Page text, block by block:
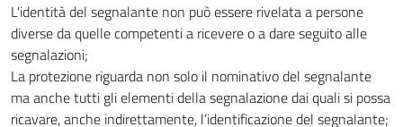
L'identità del segnalante non può essere rivelata a persone
diverse da quelle competenti a ricevere o a dare seguito alle
segnalazioni;
La protezione riguarda non solo il nominativo del segnalante
ma anche tutti gli elementi della segnalazione dai quali si possa
ricavare, anche indirettamente, l’identificazione del segnalante;